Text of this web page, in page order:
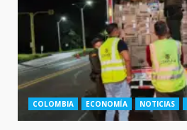
COLOMBIA ECONOMÍA NOTICIAS